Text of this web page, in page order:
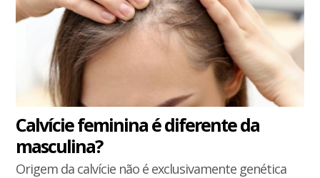
Calvície feminina é diferente da
masculina?
Origem da calvície não é exclusivamente genética